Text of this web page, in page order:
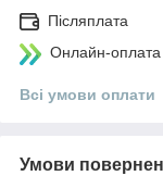
Післяплата
Онлайн-
Всі умови оплати
Умови